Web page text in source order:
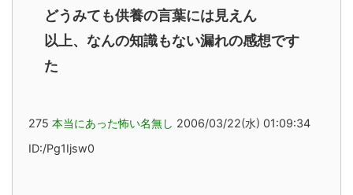
どうみても供養の言葉には見えん
以上、なんの知識もない漏れの感想です
た
275 本当にあった怖い名無し 2006/03/22(水) 01:09:34
ID:/Pg1Ijsw0